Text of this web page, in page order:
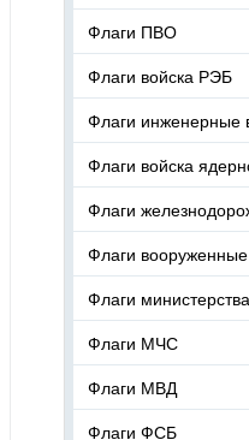
Флаги ПВО
Флаги войска РЭБ
Флаги инженерные
Флаги войска
Флаги
Флаги
Флаги
Флаги МЧС
Флаги МВД
Флаги ФСБ